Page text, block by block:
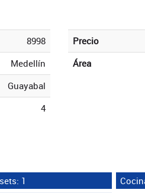
8998
Medellín
Guayabal
4
Precio
Área
1